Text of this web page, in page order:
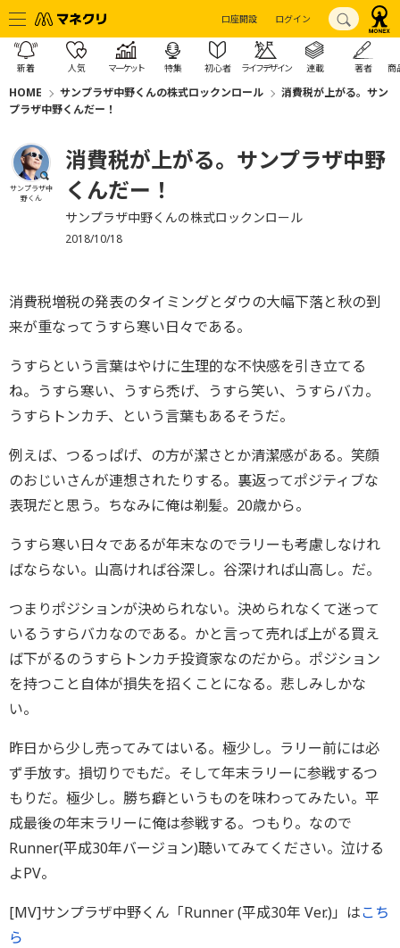
口座開設 ログイン
新着 人気 マーケット 特集 初心者 ライフデザイン 連載 著者 商
HOME サンプラザ中野くんの株式ロックンロール
消費税が上がる。サン
プラザ中野くんだー！
サンプラザ中
野くん
消費税が上がる。サンプラザ中野
くんだー！
サンプラザ中野くんの株式ロックンロール
2018/10/18
消費税増税の発表のタイミングとダウの大幅下落と秋の到
来が重なってうすら寒い日々である。
うすらという言葉はやけに生理的な不快感を引き立てる
ね。うすら寒い、うすら禿げ、うすら笑い、うすらバカ。
うすらトンカチ、という言葉もあるそうだ。
例えば、つるっぱげ、の方が潔さとか清潔感がある。笑顔
のおじいさんが連想されたりする。裏返ってポジティブな
表現だと思う。ちなみに俺は剃髪。20歳から。
うすら寒い日々であるが年末なのでラリーも考慮しなけれ
ばならない。山高ければ谷深し。谷深ければ山高し。だ。
つまりポジションが決められない。決められなくて迷って
いるうすらバカなのである。かと言って売れば上がる買え
ば下がるのうすらトンカチ投資家なのだから。ポジション
を持つこと自体が損失を招くことになる。悲しみしかな
い。
昨日から少し売ってみてはいる。極少し。ラリー前には必
ず手放す。損切りでもだ。そして年末ラリーに参戦するつ
もりだ。極少し。勝ち癖というものを味わってみたい。平
成最後の年末ラリーに俺は参戦する。つもり。なので
Runner(平成30年バージョン)聴いてみてください。泣ける
よPV。
[MV]サンプラザ中野くん「Runner (平成30年 Ver.)」はこち
ら